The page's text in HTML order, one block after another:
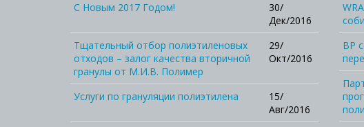
С Новым 2017 Годом!
30/
Дек/2016
Тщательный отбор полиэтиленовых
отходов – залог качества вторичной
гранулы от М.И.В. Полимер
29/
Окт/2016
Услуги по грануляции полиэтилена
15/
Авг/2016
BP